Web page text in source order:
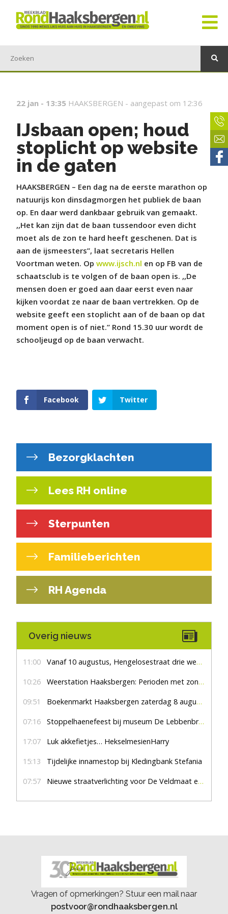
22 jan - 13:35 HAAKSBERGEN - aangepast om 12:36
IJsbaan open; houd
stoplicht op website
in de gaten
HAAKSBERGEN – Een dag na de eerste marathon op
natuurijs kon dinsdagmorgen het publiek de baan
op. En daar werd dankbaar gebruik van gemaakt.
,,Het kan zijn dat de baan tussendoor even dicht
moet als de zon te hard heeft geschenen. Dat is
aan de ijsmeesters”, laat secretaris Hellen
Voortman weten. Op www.ijsch.nl en op FB van de
schaatsclub is te volgen of de baan open is. ,,De
mensen doen er goed aan daar eerst even naar
kijken voordat ze naar de baan vertrekken. Op de
website geeft een stoplicht aan of de baan op dat
moment open is of niet.” Rond 15.30 uur wordt de
schooljeugd op de baan verwacht.
Facebook Twitter
Bezorgklachten
Lees RH online
Sterpunten
Familieberichten
RH Agenda
Overig nieuws
11:00 Vanaf 10 augustus, Hengelosestraat drie weken dicht voor doorgaand verkeer
10:26 Weerstation Haaksbergen: Perioden met zon en droog
09:51 Boekenmarkt Haaksbergen zaterdag 8 augustus, marktplein Haaksbergen
07:16 Stoppelhaenefeest bij museum De Lebbenbrugge
17:07 Luk akkefietjes… HekselmesienHarry
15:13 Tijdelijke innamestop bij Kledingbank Stefania
07:57 Nieuwe straatverlichting voor De Veldmaat en De Pas
Vragen of opmerkingen? Stuur een mail naar
postvoor@rondhaaksbergen.nl